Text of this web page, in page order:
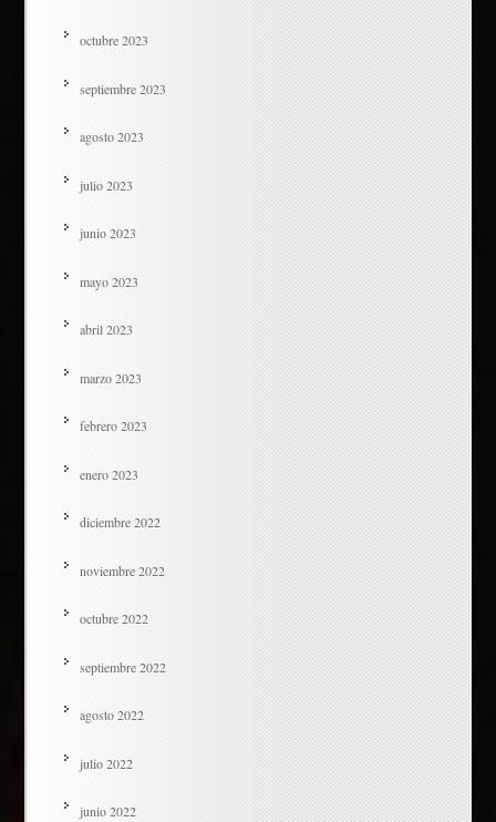
octubre 2023
septiembre 2023
agosto 2023
julio 2023
junio 2023
mayo 2023
abril 2023
marzo 2023
febrero 2023
enero 2023
diciembre 2022
noviembre 2022
octubre 2022
septiembre 2022
agosto 2022
julio 2022
junio 2022